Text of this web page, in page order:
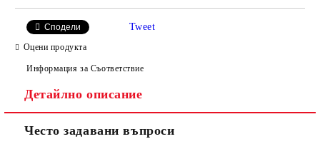
Сподели Tweet
Оцени продукта
Информация за Съответствие
Детайлно описание
Често задавани въпроси